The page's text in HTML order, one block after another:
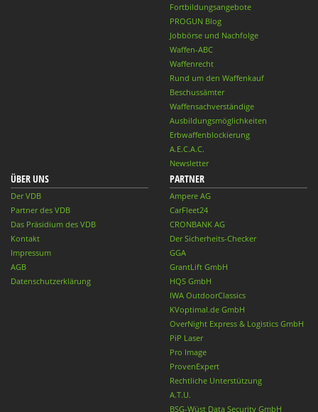
Fortbildungsangebote
PROGUN Blog
Jobbörse und Nachfolge
Waffen-ABC
Waffenrecht
Rund um den Waffenkauf
Beschussämter
Waffensachverständige
Ausbildungsmöglichkeiten
Erbwaffenblockierung
A.E.C.A.C.
Newsletter
ÜBER UNS
Der VDB
Partner des VDB
Das Präsidium des VDB
Kontakt
Impressum
AGB
Datenschutzerklärung
PARTNER
Ampere AG
CarFleet24
CRONBANK AG
Der Sicherheits-Checker
GGA
GrantLift GmbH
HQS GmbH
IWA OutdoorClassics
KVoptimal.de GmbH
OverNight Express & Logistics GmbH
PiP Laser
Pro Image
ProvenExpert
Rechtliche Unterstützung
A.T.U.
BSG-Wüst Data Security GmbH